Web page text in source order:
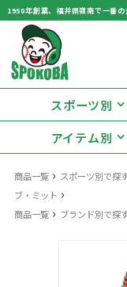
1950年創業、福井県嶺南で一番
スポーツ別
アイテム別
商品一覧 › スポーツ別で探
ブ・ミット ›
商品一覧 › ブランド別で探